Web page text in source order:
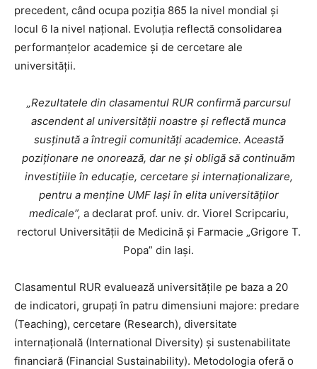
precedent, când ocupa poziția 865 la nivel mondial și
locul 6 la nivel național. Evoluția reflectă consolidarea
performanțelor academice și de cercetare ale
universității.
„Rezultatele din clasamentul RUR confirmă parcursul
ascendent al universității noastre și reflectă munca
susținută a întregii comunități academice. Această
poziționare ne onorează, dar ne și obligă să continuăm
investițiile în educație, cercetare și internaționalizare,
pentru a menține UMF Iași în elita universităților
medicale”, a declarat prof. univ. dr. Viorel Scripcariu,
rectorul Universității de Medicină și Farmacie „Grigore T.
Popa” din Iași.
Clasamentul RUR evaluează universitățile pe baza a 20
de indicatori, grupați în patru dimensiuni majore: predare
(Teaching), cercetare (Research), diversitate
internațională (International Diversity) și sustenabilitate
financiară (Financial Sustainability). Metodologia oferă o